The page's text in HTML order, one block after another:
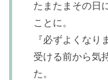
たまたまその日
ことに。
『必ずよくなり
受ける前から気
た。